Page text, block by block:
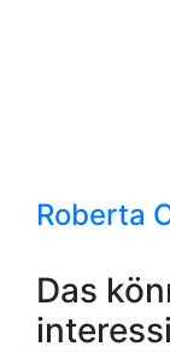
Roberta
Das